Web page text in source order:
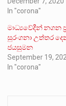
In "corona"
මාධ්‍යවේදීන් නගන
සුරංගනා උත්තර
ජයසුමන
September 19,
In "corona"